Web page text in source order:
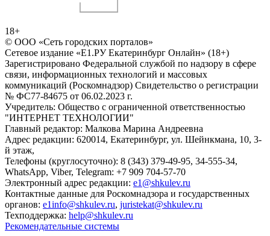
18+
© ООО «Сеть городских порталов»
Сетевое издание «Е1.РУ Екатеринбург Онлайн» (18+)
Зарегистрировано Федеральной службой по надзору в сфере
связи, информационных технологий и массовых
коммуникаций (Роскомнадзор) Свидетельство о регистрации
№ ФС77-84675 от 06.02.2023 г.
Учредитель: Общество с ограниченной ответственностью
"ИНТЕРНЕТ ТЕХНОЛОГИИ"
Главный редактор: Малкова Марина Андреевна
Адрес редакции: 620014, Екатеринбург, ул. Шейнкмана, 10, 3-
й этаж,
Телефоны (круглосуточно): 8 (343) 379-49-95, 34-555-34,
WhatsApp, Viber, Telegram: +7 909 704-57-70
Электронный адрес редакции: e1@shkulev.ru
Контактные данные для Роскомнадзора и государственных
органов: e1info@shkulev.ru, juristekat@shkulev.ru
Техподдержка: help@shkulev.ru
Рекомендательные системы